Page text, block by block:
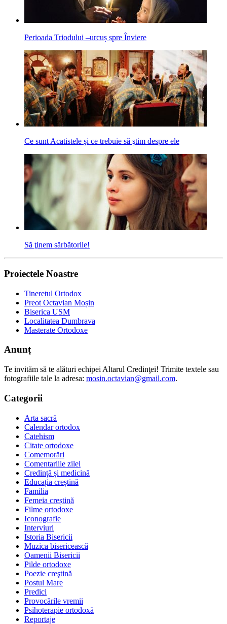
Perioada Triodului –urcuș spre Înviere
Ce sunt Acatistele şi ce trebuie să ştim despre ele
Să ţinem sărbătorile!
Proiectele Noastre
Tineretul Ortodox
Preot Octavian Moșin
Biserica USM
Localitatea Dumbrava
Masterate Ortodoxe
Anunț
Te invităm să te alături echipei Altarul Credinţei! Trimite textele sau
fotografiile tale la adresa: mosin.octavian@gmail.com.
Categorii
Arta sacră
Calendar ortodox
Catehism
Citate ortodoxe
Comemorări
Comentariile zilei
Credință și medicină
Educația creștină
Familia
Femeia creștină
Filme ortodoxe
Iconografie
Interviuri
Istoria Bisericii
Muzica bisericească
Oamenii Bisericii
Pilde ortodoxe
Poezie creştină
Postul Mare
Predici
Provocările vremii
Psihoterapie ortodoxă
Reportaje